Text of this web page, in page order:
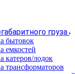
груза
бытовок
емкостей
катеров/лодок
трансформаторов